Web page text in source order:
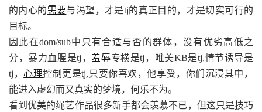
的内心的需要与渴望，才是tj的真正目的，才是切实可行的
目标。
因此在dom/sub中只有合适与否的群体，没有优劣高低之
分，暴力血腥是tj，羞辱专横是tj，唯美KB是tj,情节诱导是
tj，心理控制更是tj,只要你喜欢，他享受，你们沉浸其中，
能进入虚幻而又真实的梦境，何乐不为。
看到优美的绳艺作品很多新手都会羡慕不已，但这只是技巧